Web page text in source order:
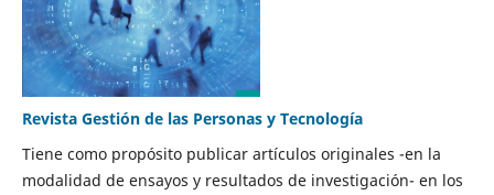
Revista Gestión de las Personas y Tecnología
Tiene como propósito publicar artículos originales -en la
modalidad de ensayos y resultados de investigación- en los